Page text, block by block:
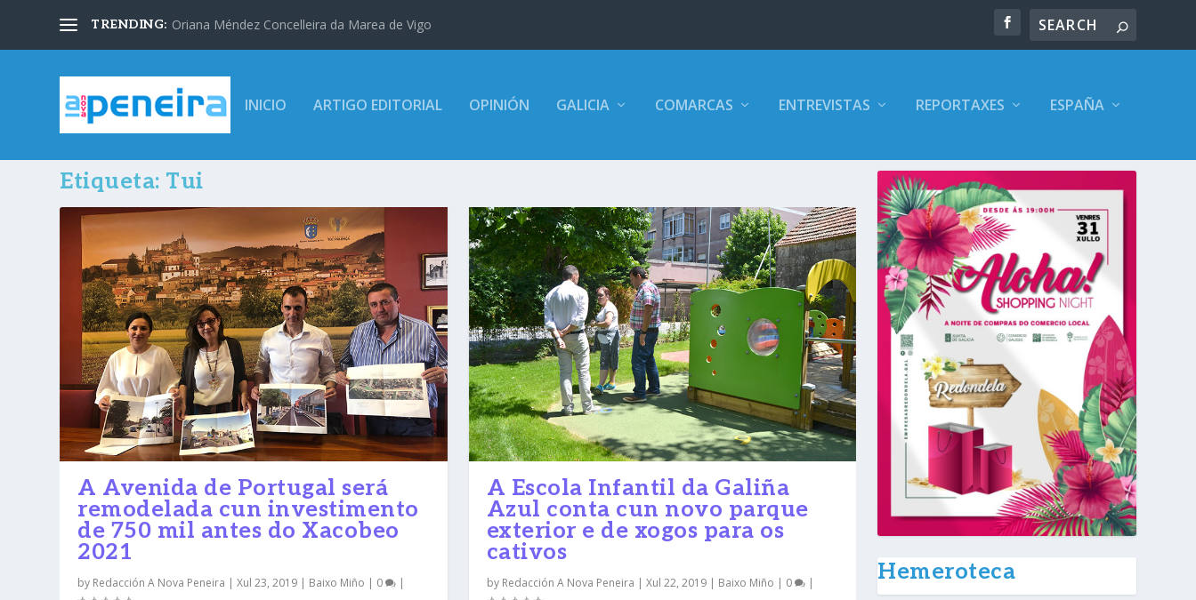
TRENDING: Oriana Méndez Concelleira da Marea de Vigo
INICIO ARTIGO EDITORIAL OPINIÓN GALICIA COMARCAS ENTREVISTAS REPORTAXES ESPAÑA
Etiqueta: Tui
A Avenida de Portugal será
remodelada cun investimento
de 750 mil antes do Xacobeo
2021
by Redacción A Nova Peneira |Xul 23, 2019 Baixo Miño 0
A Escola Infantil da Galiña
Azul conta cun novo parque
exterior e de xogos para os
cativos
by Redacción A Nova Peneira Xul 22, 2019| Baixo Miño 0 | Hemeroteca